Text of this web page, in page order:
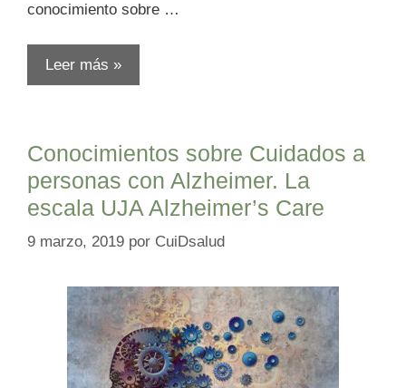
conocimiento sobre …
Leer más »
Conocimientos sobre Cuidados a
personas con Alzheimer. La
escala UJA Alzheimer’s Care
9 marzo, 2019 por CuiDsalud